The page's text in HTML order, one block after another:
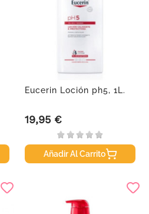
Eucerin Loción ph5, 1L.
Precio
19,95 €
Añadir Al Carrito